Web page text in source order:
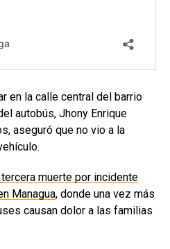
en la calle central del barrio
autobús, Jhony Enrique
aseguró que no vio a la
muerte por incidente
Managua, donde una vez más
causan dolor a las familias